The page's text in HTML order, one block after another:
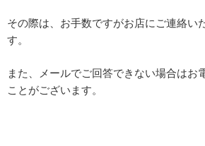
その際は、お手数ですがお店にご連絡い
す。
また、メールでご回答できない場合はお
ことがございます。